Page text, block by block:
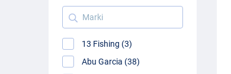
Marki
13 Fishing (3)
Abu Garcia (38)